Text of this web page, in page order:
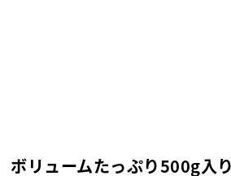
ボリュームたっぷり500g入り